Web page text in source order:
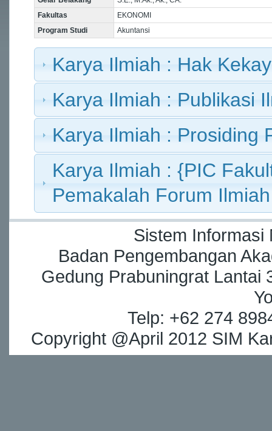
Fakultas
EKONOMI
Program Studi
Akuntansi
Karya Ilmiah : Hak
Karya Ilmiah : Publikasi
Karya Ilmiah : Prosiding
Karya Ilmiah : {PIC
Pemakalah Forum Ilmiah
Sistem Informasi
Badan Pengembangan
Gedung Prabuningrat Lantai
Telp: +62 274
Copyright @April 2012 SIM